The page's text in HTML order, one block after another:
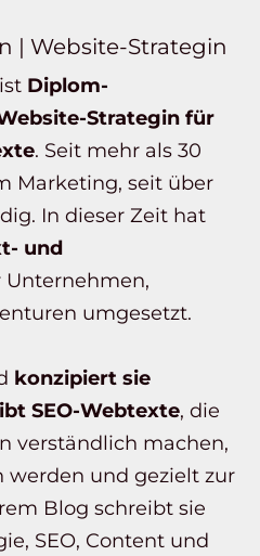
| Website-Strategin
ist Diplom-
Strategin für
. Seit mehr als 30
Marketing, seit über
In dieser Zeit hat
und
Unternehmen,
umgesetzt.
konzipiert sie
SEO-Webtexte, die
verständlich machen,
werden und gezielt zur
Blog schreibt sie
SEO, Content und